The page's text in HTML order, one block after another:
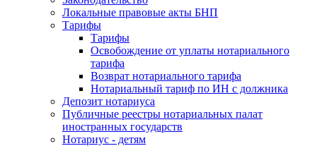
Локальные правовые акты БНП
Тарифы
Тарифы
Освобождение от уплаты нотариального
тарифа
Возврат нотариального тарифа
Нотариальный тариф по ИН с должника
Депозит нотариуса
Публичные реестры нотариальных палат
иностранных государств
Нотариус - детям